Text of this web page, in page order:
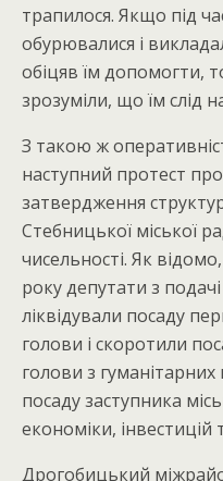
трапилося. Якщо під
обурювалися і
обіцяв їм допомогти,
зрозуміли, що їм слід
З такою ж
наступний протест
затвердження
Стебницької міської
чисельності. Як
року депутати з
ліквідували посаду
голови і скоротили
голови з
посаду заступника
економіки, інвестицій
Дрогобицький